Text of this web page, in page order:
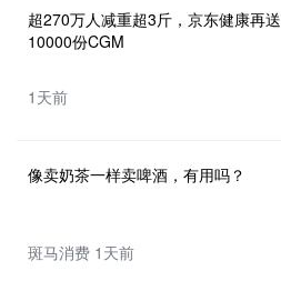
超270万人减重超3斤，京东健康再送
10000份CGM
1天前
像卖奶茶一样卖啤酒，有用吗？
斑马消费 1天前